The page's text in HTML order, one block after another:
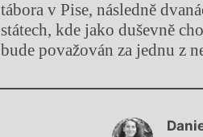
tábora v Pise, následně
státech, kde jako duševně
bude považován za jednu z